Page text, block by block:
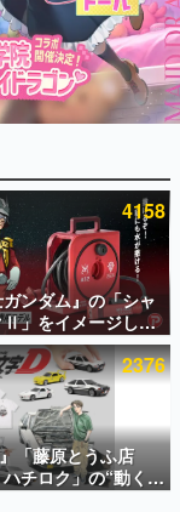
ー数万以上！ などな
渾身の“殿堂入り”記
4158
ガンダム』の「シャ
Ⅱ」をイメージした
ールが予約開始。
アのパーソナルマ
公国軍のエンブレ
などを配置
2376
「藤原とうふ店
ハチロク」の“動くテ
ス”が買えるポップ